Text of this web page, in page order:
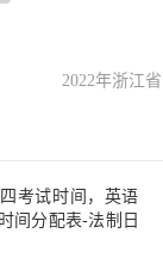
2022年浙江